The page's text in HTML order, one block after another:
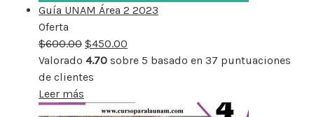
Guía UNAM Área 2 2023
Oferta
rebajado
$600.00 $450.00
Valorado 4.70 sobre 5 basado en 37 puntuaciones
de clientes
Leer más